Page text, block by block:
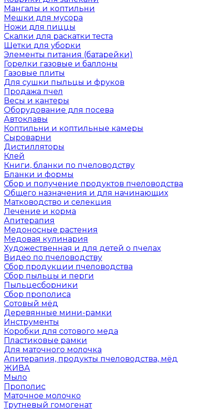
Мангалы и коптильни
Мешки для мусора
Ножи для пиццы
Скалки для раскатки теста
Щетки для уборки
Элементы питания (батарейки)
Горелки газовые и баллоны
Газовые плиты
Для сушки пыльцы и фруков
Продажа пчел
Весы и кантеры
Оборудование для посева
Автоклавы
Коптильни и коптильные камеры
Сыроварни
Дистилляторы
Клей
Книги, бланки по пчеловодству
Бланки и формы
Сбор и получение продуктов пчеловодства
Общего назначения и для начинающих
Матководство и селекция
Лечение и корма
Апитерапия
Медоносные растения
Медовая кулинария
Художественная и для детей о пчелах
Видео по пчеловодству
Сбор продукции пчеловодства
Сбор пыльцы и перги
Пыльцесборники
Сбор прополиса
Сотовый мёд
Деревянные мини-рамки
Инструменты
Коробки для сотового меда
Пластиковые рамки
Для маточного молочка
Апитерапия, продукты пчеловодства, мёд
ЖИВА
Мыло
Прополис
Маточное молочко
Трутневый гомогенат